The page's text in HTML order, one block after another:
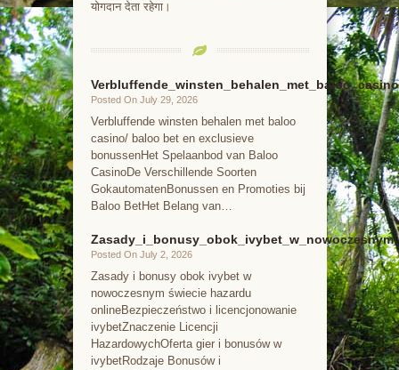
योगदान देता रहेगा।
Posted On July 29, 2026
Verbluffende winsten behalen met baloo
casino/ baloo bet en exclusieve
bonussenHet Spelaanbod van Baloo
CasinoDe Verschillende Soorten
GokautomatenBonussen en Promoties bij
Baloo BetHet Belang van…
Posted On July 2, 2026
Zasady i bonusy obok ivybet w
nowoczesnym świecie hazardu
onlineBezpieczeństwo i licencjonowanie
ivybetZnaczenie Licencji
HazardowychOferta gier i bonusów w
ivybetRodzaje Bonusów i